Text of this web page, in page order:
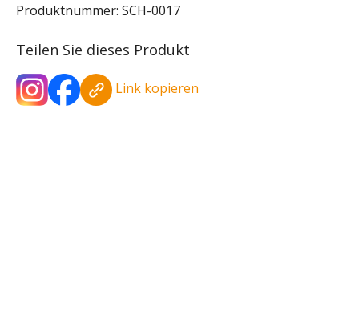
Produktnummer: SCH-0017
Teilen Sie dieses Produkt
Link kopieren